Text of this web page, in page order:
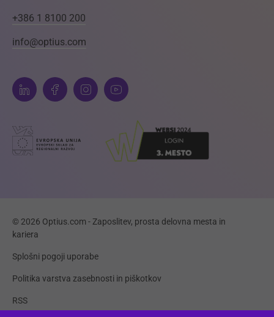
+386 1 8100 200
info@optius.com
© 2026 Optius.com - Zaposlitev, prosta delovna mesta in
kariera
Splošni pogoji uporabe
Politika varstva zasebnosti in piškotkov
RSS